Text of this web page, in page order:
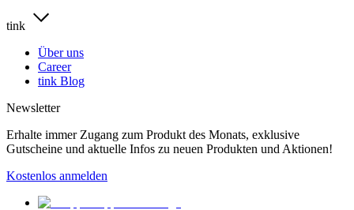
tink
Über uns
Career
tink Blog
Newsletter
Erhalte immer Zugang zum Produkt des Monats, exklusive
Gutscheine und aktuelle Infos zu neuen Produkten und Aktionen!
Kostenlos anmelden